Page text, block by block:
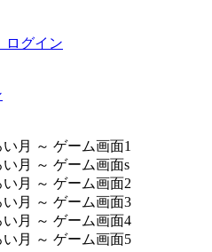
ログイン